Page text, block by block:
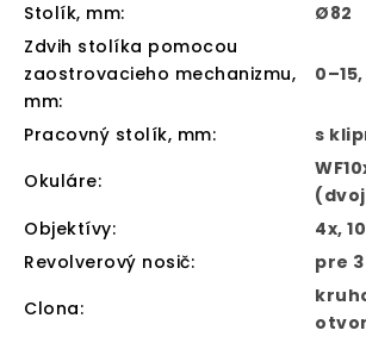
Stolík, mm:
Ø82
Zdvih stolíka pomocou
zaostrovacieho mechanizmu,
mm:
Pracovný stolík, mm:
s
Okuláre:
Objektívy:
4x,
Revolverový nosič:
pre
Clona: